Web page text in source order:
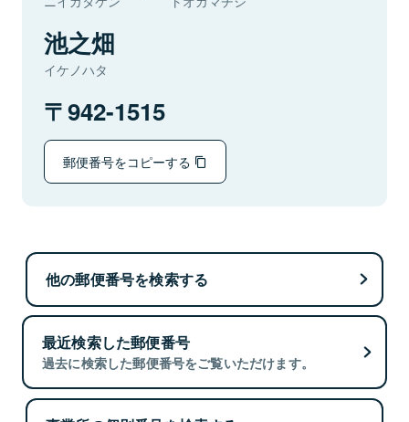
池之畑
イケノハタ
942-1515
郵便番号をコピーする
他の郵便番号を検索する
最近検索した郵便番号
過去に検索した郵便番号をご覧いただけます。